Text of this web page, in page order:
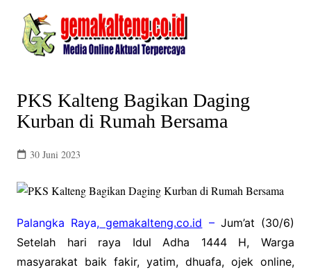
content
PKS Kalteng Bagikan Daging
Kurban di Rumah Bersama
30 Juni 2023
Palangka Raya, gemakalteng.co.id –Jum’at (30/6)
Setelah hari raya Idul Adha 1444 H, Warga
masyarakat baik fakir, yatim, dhuafa, ojek online,